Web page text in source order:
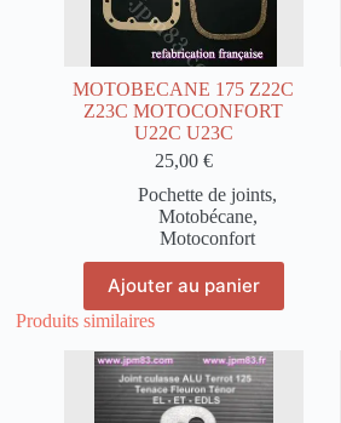
MOTOBECANE 175 Z22C
Z23C MOTOCONFORT
U22C U23C
25,00 €
Pochette de joints,
Motobécane,
Motoconfort
Ajouter au panier
Produits similaires